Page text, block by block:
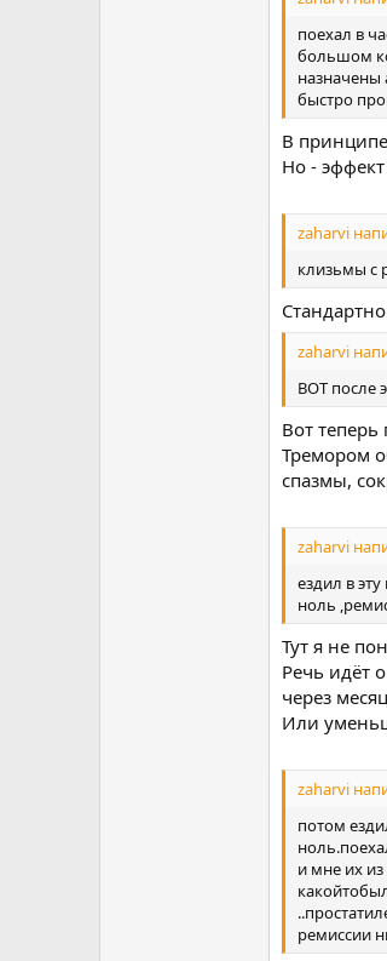
:как
морально
что если
поехал в
большом
быстро
В
Но -
zaharvi
клизьмы с
zaharvi
ВОТ после
Вот теперь
Тремором
спазмы,
zaharvi
ездил в
ноль
Тут я не
Речь идёт
через
Или
zaharvi
потом
и мне их
ремиссии